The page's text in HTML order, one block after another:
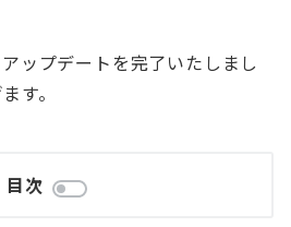
ップデートを完了いたしまし
す。
目次